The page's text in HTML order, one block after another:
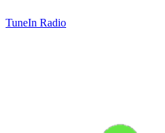
TuneIn Radio